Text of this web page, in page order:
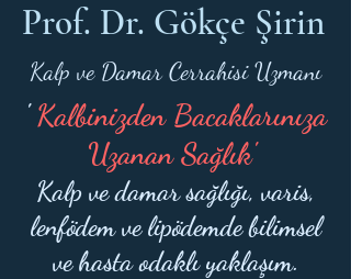
Kalp ve Damar Cerrahisi Uzmanı
Prof. Dr. Gökçe Şirin
Kalbinizden Bacaklarınıza
Uzanan Sağlık'
Kalp ve damar sağlığı, varis,
lenfödem ve lipödemde bilimsel
ve hasta odaklı yaklaşım.